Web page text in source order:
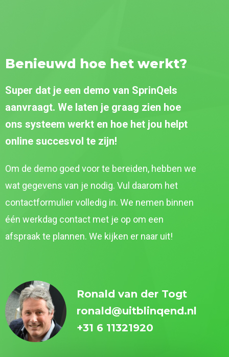
Benieuwd hoe het werkt?
Super dat je een demo van SprinQels
aanvraagt. We laten je graag zien hoe
ons systeem werkt en hoe het jou helpt
online succesvol te zijn!
Om de demo goed voor te bereiden, hebben we
wat gegevens van je nodig. Vul daarom het
contactformulier volledig in. We nemen binnen
één werkdag contact met je op om een
afspraak te plannen. We kijken er naar uit!
Ronald van der Togt
ronald@uitblinqend.nl
+31 6 11321920